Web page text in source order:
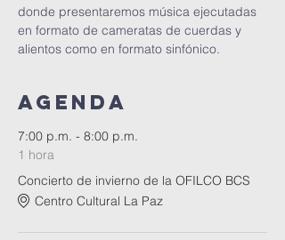
donde presentaremos música ejecutadas
en formato de cameratas de cuerdas y
alientos como en formato sinfónico.
Agenda
7:00 p.m. - 8:00 p.m.
1 hora
Concierto de invierno de la OFILCO BCS
Centro Cultural La Paz